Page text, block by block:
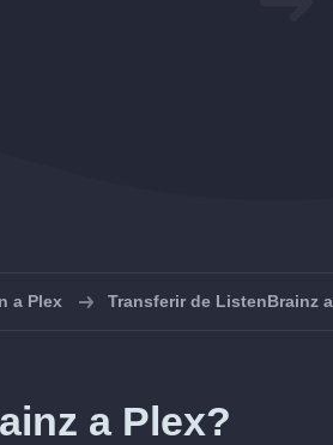
a Plex Transferir de ListenBrainz
a Plex?